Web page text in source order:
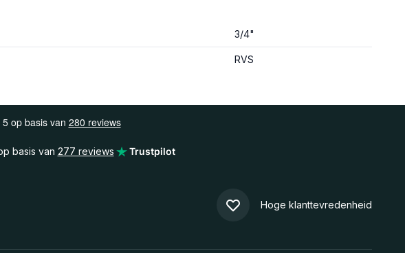
3/4"
RVS
basis van 277 reviews Trustpilot
Hoge klanttevredenheid